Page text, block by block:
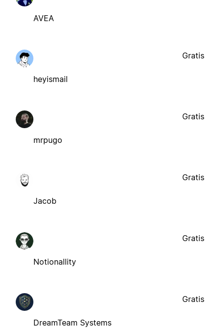
AVEA
heyismail
Gratis
mrpugo
Gratis
Jacob
Gratis
Notionallity
Gratis
DreamTeam Systems
Gratis